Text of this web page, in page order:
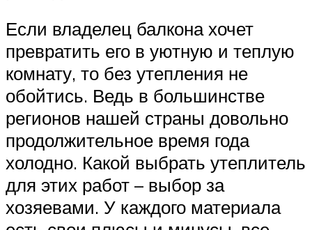
Если владелец балкона хочет
превратить его в уютную и теплую
комнату, то без утепления не
обойтись. Ведь в большинстве
регионов нашей страны довольно
продолжительное время года
холодно. Какой выбрать утеплитель
для этих работ – выбор за
хозяевами. У каждого материала